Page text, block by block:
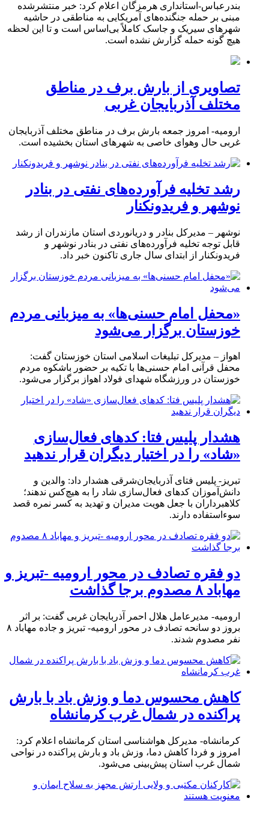
بندرعباس-استانداری هرمزگان اعلام کرد: خبر منتشرشده
مبنی بر حمله جنگنده‌های آمریکایی به مناطقی در حاشیه
شهرهای سیریک و جاسک کاملاً بی‌اساس است و تا این لحظه
هیچ گونه حمله گزارش نشده است.
تصاویری از بارش برف در مناطق
مختلف آذربایجان غربی
ارومیه- امروز جمعه بارش برف در مناطق مختلف آذربایجان
غربی حال وهوای خاصی به شهرهای استان بخشیده است.
رشد تخلیه فرآورده‌های نفتی در بنادر
نوشهر و فریدونکنار
نوشهر – مدیرکل بنادر و دریانوردی استان مازندران از رشد
قابل توجه تخلیه فرآورده‌های نفتی در بنادر نوشهر و
فریدونکنار از ابتدای سال جاری تاکنون خبر داد.
«محفل امام حسنی‌ها» به میزبانی مردم
خوزستان برگزار می‌شود
اهواز – مدیرکل تبلیغات اسلامی استان خوزستان گفت:
محفل قرآنی امام حسنی‌ها با تکیه بر حضور باشکوه مردم
خوزستان در ورزشگاه شهدای فولاد اهواز برگزار می‌شود.
هشدار پلیس فتا: کدهای فعال‌سازی
«شاد» را در اختیار دیگران قرار ندهید
تبریز- پلیس فتای آذربایجان‌شرقی هشدار داد: والدین و
دانش‌آموزان کدهای فعال‌سازی شاد را به هیچ‌کس ندهند؛
کلاهبرداران با جعل هویت مدیران و تهدید به کسر نمره قصد
سوءاستفاده دارند.
دو فقره تصادف در محور ارومیه -تبریز و
مهاباد ۸ مصدوم برجا گذاشت
ارومیه- مدیرعامل هلال احمر آذربایجان غربی گفت: بر اثر
بروز دو سانحه تصادف در محور ارومیه- تبریز و جاده مهاباد ۸
نفر مصدوم شدند.
کاهش محسوس دما و وزش باد با بارش
پراکنده در شمال غرب کرمانشاه
کرمانشاه- مدیرکل هواشناسی استان کرمانشاه اعلام کرد:
امروز و فردا کاهش دما، وزش باد و بارش پراکنده در نواحی
شمال غرب استان پیش‌بینی می‌شود.